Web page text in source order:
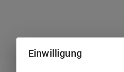
Einwilligung